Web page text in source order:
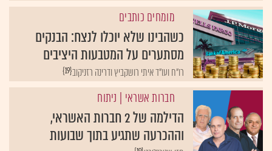
מומחים כותבים
כשהבינו שלא יוכלו לנצח: הבנקים
מסתערים על המטבעות היציבים
{19}רו"ח ועו"ד איתי רושקביץ ודרינה רזניקוב
חברות אשראי | ניתוח
הדילמה של 2 חברות האשראי,
וההכרעה שתגיע בתוך שבועות